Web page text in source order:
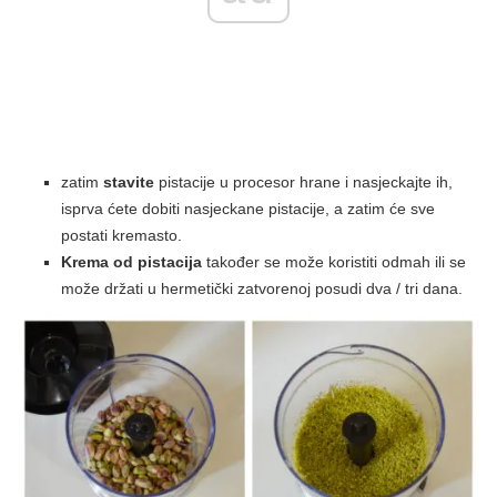
zatim stavite pistacije u procesor hrane i nasjeckajte ih,
isprva ćete dobiti nasjeckane pistacije, a zatim će sve
postati kremasto.
Krema od pistacija također se može koristiti odmah ili se
može držati u hermetički zatvorenoj posudi dva / tri dana.